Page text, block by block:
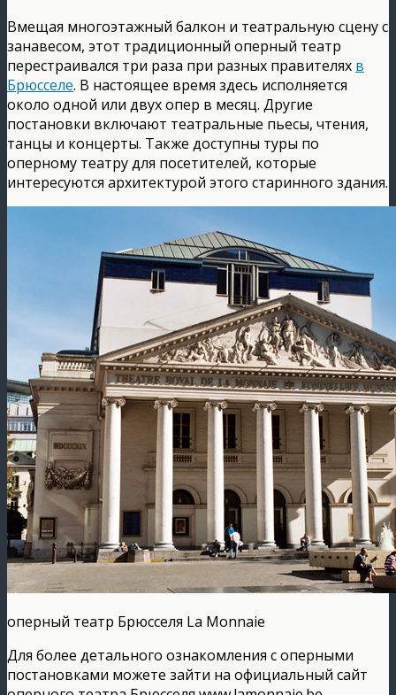
Вмещая многоэтажный балкон и театральную сцену с
занавесом, этот традиционный оперный театр
перестраивался три раза при разных правителях в
Брюсселе. В настоящее время здесь исполняется
около одной или двух опер в месяц. Другие
постановки включают театральные пьесы, чтения,
танцы и концерты. Также доступны туры по
оперному театру для посетителей, которые
интересуются архитектурой этого старинного здания.
оперный театр Брюсселя La Monnaie
Для более детального ознакомления с оперными
постановками можете зайти на официальный сайт